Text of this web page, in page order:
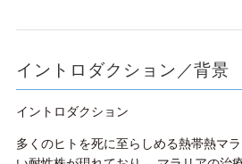
イントロダクション／背景
イントロダクション
多くのヒトを死に至らしめる熱帯熱マ